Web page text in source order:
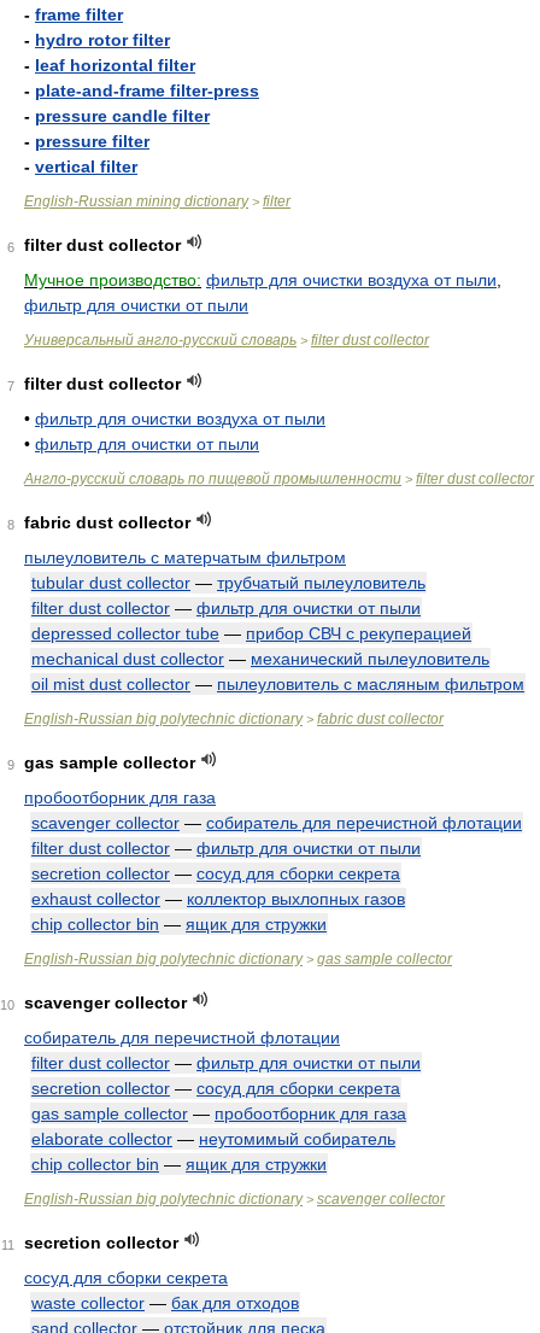
- frame filter
- hydro rotor filter
- leaf horizontal filter
- plate-and-frame filter-press
- pressure candle filter
- pressure filter
- vertical filter
English-Russian mining dictionary> filter
6
filter dust collector
Мучное производство: фильтр для очистки воздуха от пыли
фильтр для очистки от пыли
Универсальный англо-русский словарь > filter dust collector
7
filter dust collector
• фильтр для очистки воздуха от пыли
• фильтр для очистки от пыли
Англо-русский словарь по пищевой промышленности > filter dust collector
8
fabric dust collector
пылеуловитель с матерчатым фильтром
tubular dust collector — трубчатый пылеуловитель
filter dust collector — фильтр для очистки от пыли
depressed collector tube — прибор СВЧ с рекуперацией
mechanical dust collector — механический пылеуловитель
oil mist dust collector — пылеуловитель с масляным фильтром
English-Russian big polytechnic dictionary> fabric dust collector
9
gas sample collector
пробоотборник для газа
scavenger collector — собиратель для перечистной флотации
filter dust collector — фильтр для очистки от пыли
secretion collector — сосуд для сборки секрета
exhaust collector — коллектор выхлопных газов
chip collector bin — ящик для стружки
English-Russian big polytechnic dictionary> gas sample collector
10
scavenger collector
собиратель для перечистной флотации
filter dust collector — фильтр для очистки от пыли
secretion collector — сосуд для сборки секрета
gas sample collector — пробоотборник для газа
elaborate collector — неутомимый собиратель
chip collector bin — ящик для стружки
English-Russian big polytechnic dictionary> scavenger collector
11
secretion collector
сосуд для сборки секрета
waste collector — бак для отходов
sand collector — отстойник для песка